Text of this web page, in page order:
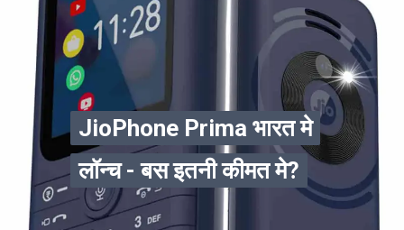
JioPhone Prima भारत मे
लॉन्च - बस इतनी कीमत मे?
JioPhone Prima भारत मे
लॉन्च - बस इतनी कीमत मे?